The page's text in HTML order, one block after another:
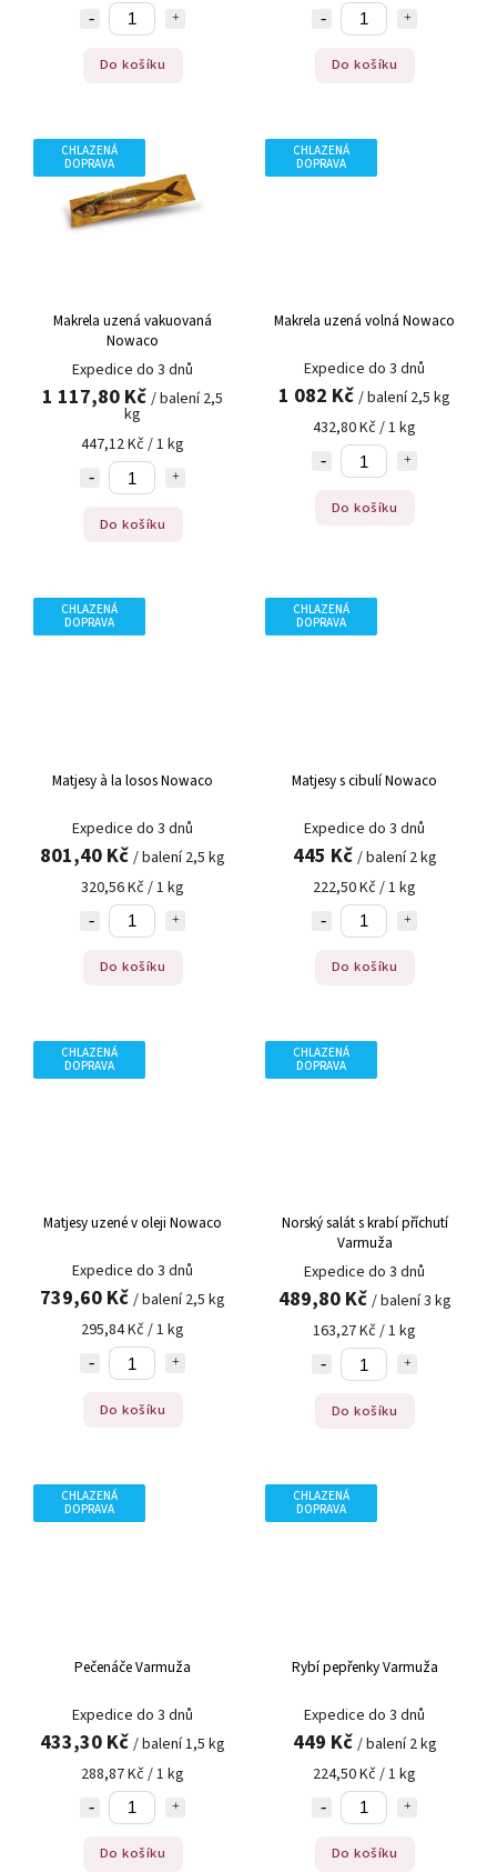
Do košíku Do košíku
CHLAZENÁ
DOPRAVA
Makrela uzená vakuovaná
Nowaco
Expedice do 3 dnů
1 117,80 Kč / balení 2,5
kg
447,12 Kč / 1 kg
Do košíku
CHLAZENÁ
DOPRAVA
Makrela uzená volná Nowaco
Expedice do 3 dnů
1 082 Kč / balení 2,5 kg
432,80 Kč / 1 kg
Do košíku
CHLAZENÁ
DOPRAVA
Matjesy à la losos Nowaco
Expedice do 3 dnů
801,40 Kč / balení 2,5 kg
320,56 Kč / 1 kg
Do košíku
CHLAZENÁ
DOPRAVA
Matjesy s cibulí Nowaco
Expedice do 3 dnů
445 Kč / balení 2 kg
222,50 Kč / 1 kg
Do košíku
CHLAZENÁ
DOPRAVA
Matjesy uzené v oleji Nowaco
Expedice do 3 dnů
739,60 Kč / balení 2,5 kg
295,84 Kč / 1 kg
Do košíku
CHLAZENÁ
DOPRAVA
Norský salát s krabí příchutí
Varmuža
Expedice do 3 dnů
489,80 Kč / balení 3 kg
163,27 Kč / 1 kg
Do košíku
CHLAZENÁ
DOPRAVA
Pečenáče Varmuža
Expedice do 3 dnů
433,30 Kč / balení 1,5 kg
288,87 Kč / 1 kg
Do košíku
CHLAZENÁ
DOPRAVA
Rybí pepřenky Varmuža
Expedice do 3 dnů
449 Kč / balení 2 kg
224,50 Kč / 1 kg
Do košíku